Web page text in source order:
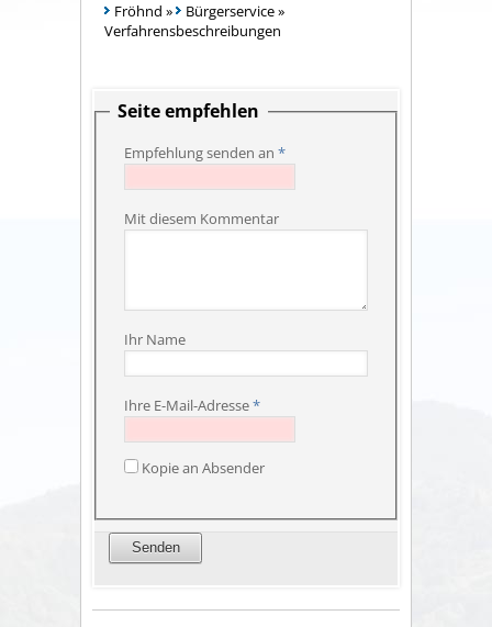
Fröhnd » Bürgerservice»
Verfahrensbeschreibungen
Seite empfehlen
Empfehlung senden an *
Mit diesem Kommentar
Ihr Name
Ihre E-Mail-Adresse*
Kopie an Absender